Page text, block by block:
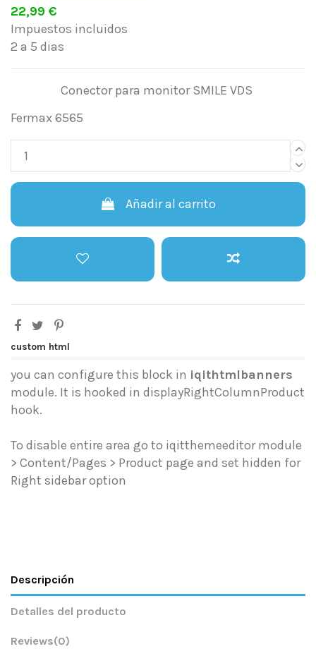
22,99 €
Impuestos incluidos
2 a 5 dias
Conector para monitor SMILE VDS
Fermax 6565
Añadir al carrito
custom html
you can configure this block in iqithtmlbanners
module. It is hooked in displayRightColumnProduct
hook.
To disable entire area go to iqitthemeeditor module
> Content/Pages > Product page and set hidden for
Right sidebar option
Descripción
Detalles del producto
Reviews(0)